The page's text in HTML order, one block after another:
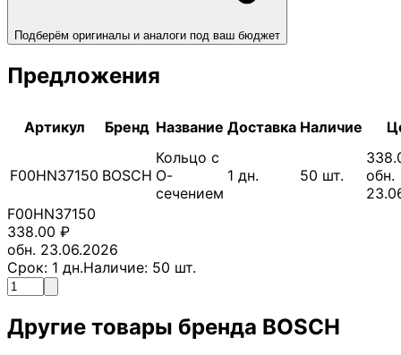
Подберём оригиналы и аналоги под ваш бюджет
Предложения
Артикул Бренд Название Доставка Наличие
F00HN37150 BOSCH
Кольцо с
О-
сечением
1 дн. 50 шт.
обн.
F00HN37150
338.00 ₽
обн. 23.06.2026
Срок: 1 дн.Наличие: 50 шт.
Другие товары бренда BOSCH